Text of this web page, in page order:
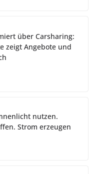
über Carsharing:
zeigt Angebote und
nutzen.
Strom erzeugen